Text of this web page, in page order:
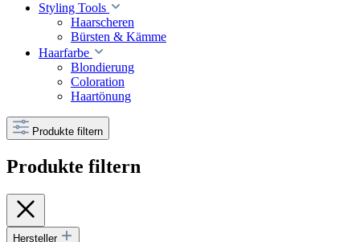
Styling Tools
Haarscheren
Bürsten & Kämme
Haarfarbe
Blondierung
Coloration
Haartönung
Produkte filtern
Produkte filtern
Hersteller